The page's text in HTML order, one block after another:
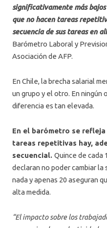
significativamente más bajos
que no hacen tareas
secuencia de sus tareas en
Barómetro Laboral y
Asociación de AFP.
En Chile, la brecha salarial
un grupo y el otro. En ningún
diferencia es tan elevada.
En el barómetro se
tareas repetitivas hay,
secuencial. Quince de cada
declaran no poder cambiar la
nada y apenas 20 aseguran
alta medida.
“El impacto sobre los